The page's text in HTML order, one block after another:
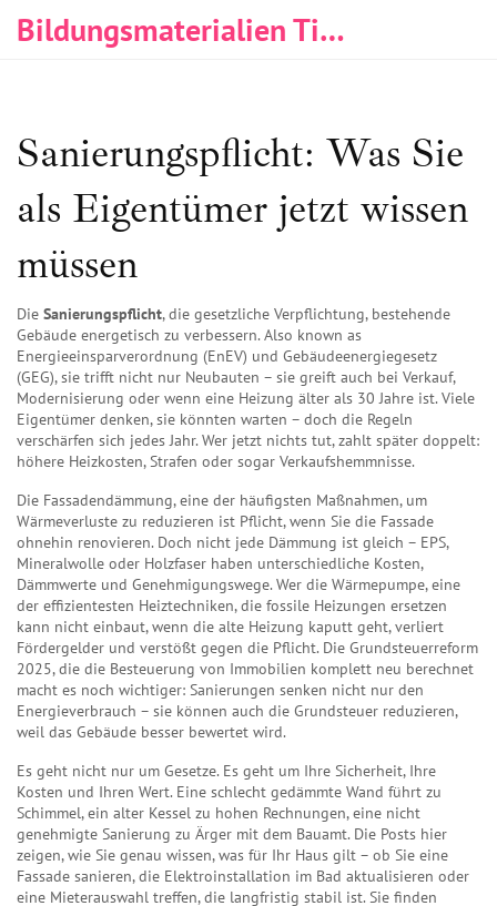
Bildungsmaterialien Tischlerei & Immobilien
Sanierungspflicht: Was Sie
als Eigentümer jetzt wissen
müssen
Die Sanierungspflicht,die gesetzliche Verpflichtung, bestehende
Gebäude energetisch zu verbessern. Also known as
Energieeinsparverordnung (EnEV) und Gebäudeenergiegesetz
(GEG), sie trifft nicht nur Neubauten – sie greift auch bei Verkauf,
Modernisierung oder wenn eine Heizung älter als 30 Jahre ist. Viele
Eigentümer denken, sie könnten warten – doch die Regeln
verschärfen sich jedes Jahr. Wer jetzt nichts tut, zahlt später doppelt:
höhere Heizkosten, Strafen oder sogar Verkaufshemmnisse.
Die Fassadendämmung,eine der häufigsten Maßnahmen, um
Wärmeverluste zu reduzieren ist Pflicht, wenn Sie die Fassade
ohnehin renovieren. Doch nicht jede Dämmung ist gleich – EPS,
Mineralwolle oder Holzfaser haben unterschiedliche Kosten,
Dämmwerte und Genehmigungswege. Wer die Wärmepumpe,eine
der effizientesten Heiztechniken, die fossile Heizungen ersetzen
kann nicht einbaut, wenn die alte Heizung kaputt geht, verliert
Fördergelder und verstößt gegen die Pflicht. Die Grundsteuerreform
2025,die die Besteuerung von Immobilien komplett neu berechnet
macht es noch wichtiger: Sanierungen senken nicht nur den
Energieverbrauch – sie können auch die Grundsteuer reduzieren,
weil das Gebäude besser bewertet wird.
Es geht nicht nur um Gesetze. Es geht um Ihre Sicherheit, Ihre
Kosten und Ihren Wert. Eine schlecht gedämmte Wand führt zu
Schimmel, ein alter Kessel zu hohen Rechnungen, eine nicht
genehmigte Sanierung zu Ärger mit dem Bauamt. Die Posts hier
zeigen, wie Sie genau wissen, was für Ihr Haus gilt – ob Sie eine
Fassade sanieren, die Elektroinstallation im Bad aktualisieren oder
eine Mieterauswahl treffen, die langfristig stabil ist. Sie finden